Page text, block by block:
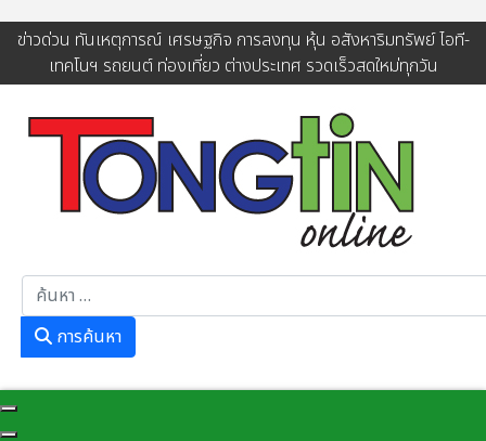
ข่าวด่วน ทันเหตุการณ์ เศรษฐกิจ การลงทุน หุ้น อสังหาริมทรัพย์ ไอที-
เทคโนฯ รถยนต์ ท่องเที่ยว ต่างประเทศ รวดเร็วสดใหม่ทุกวัน
การค้นหา